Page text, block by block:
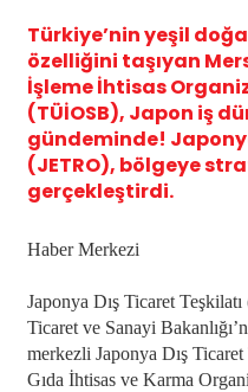
Türkiye’nin yeşil
özelliğini taşıyan
İşleme İhtisas
(TÜİOSB), Japon iş
gündeminde!
(JETRO), bölgeye
gerçekleştirdi.
Haber Merkezi
Japonya Dış Ticaret
Ticaret ve Sanayi
merkezli Japonya Dış
Gıda İhtisas ve Karma